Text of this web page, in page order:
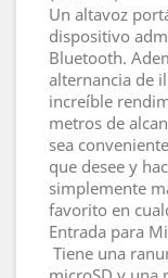
Un altavoz
dispositivo
Bluetooth.
alternancia de
increíble
metros de
sea
que desee y
simplemente
favorito en
Entrada para
Tiene una